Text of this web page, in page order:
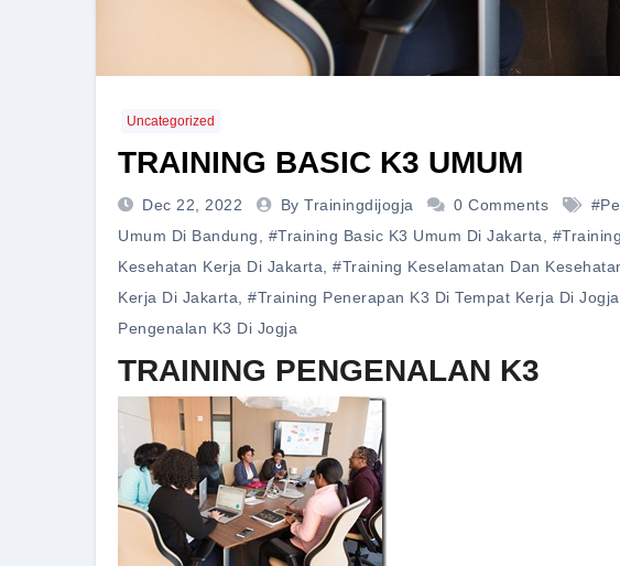
Uncategorized
TRAINING BASIC K3 UMUM
Dec 22, 2022 By Trainingdijogja 0 Comments
Umum Di Bandung
#training Basic K3 Umum Di Jakarta
Kesehatan Kerja Di Jakarta
#training Keselamatan Dan
Kerja Di Jakarta
#training Penerapan K3 Di Tempat Kerja Di Jogja
Pengenalan K3 Di Jogja
TRAINING PENGENALAN K3